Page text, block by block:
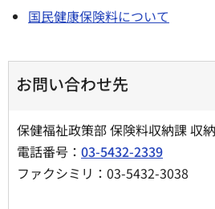
国民健康保険料について
お問い合わせ先
保健福祉政策部 保険料収納課 収
電話番号： 03-5432-2339
ファクシミリ：03-5432-3038